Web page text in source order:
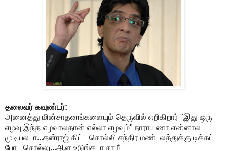
தலைவர் கவுண்டர்:
அனைத்து மின்சாதனங்களையும் தெருவில் எறிகிறார் "இது ஒரு
எழவு இந்த எழவாலதான் எல்லா எழவும்" நாராயணா என்னால
முடியலடா...தன்ராஜ் கிட்ட சொல்லி சந்திர மண்டலத்துக்கு டிக்கட்
போட சொல்லு...ஆள உடுங்கடா சாமீ